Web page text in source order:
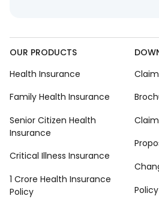
OUR PRODUCTS
Health Insurance
Family Health Insurance
Senior Citizen Health
Insurance
Critical Illness Insurance
1 Crore Health Insurance
Policy